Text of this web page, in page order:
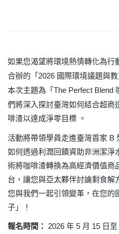
如果您渴望將環境熱情轉化為行
合辦的「 2026 國際環境議題與
本次主題為「 The Perfect Blend
們將深入探討臺灣如何結合超商
啡渣以達成淨零目標 。
活動將帶領學員走進臺灣首家 B
如何透過利潤回饋資助非洲潔淨
術將咖啡渣轉換為高經濟價值商
台，讓您與亞太夥伴討論剩食解
您與我們一起引領變革，在您的
子」！
報名時間： 2026 年 5 月 15 日至